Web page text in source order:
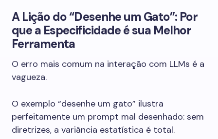
A Lição do “Desenhe um Gato”: Por
que a Especificidade é sua Melhor
Ferramenta
O erro mais comum na interação com LLMs é a
vagueza.
O exemplo “desenhe um gato” ilustra
perfeitamente um prompt mal desenhado: sem
diretrizes, a variância estatística é total.